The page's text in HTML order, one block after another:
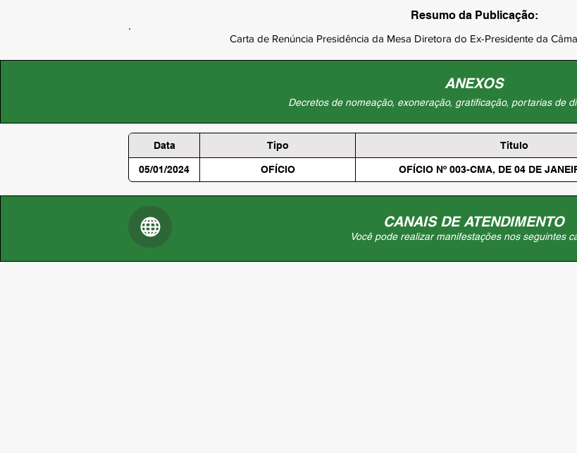
Resumo da Publicação:
Carta de Renúncia Presidência da Mesa Diretora do Ex-Presidente da
ANEXOS
Decretos de nomeação, exoneração, gratificação, portarias de
Data Tipo Titulo
05/01/2024 OFÍCIO OFÍCIO Nº 003-CMA, DE 04 DE
CANAIS DE ATENDIMENTO
Você pode realizar manifestações nos seguintes